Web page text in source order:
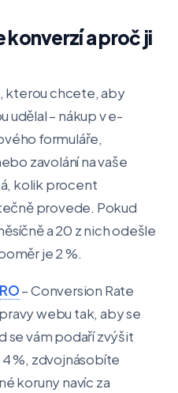
a proč ji
kterou chcete, aby
udělal – nákup v e-
formuláře,
zavolání na vaše
kolik procent
provede. Pokud
a 20 z nich odešle
je 2 %.
– Conversion Rate
webu tak, aby se
se vám podaří zvýšit
%, zdvojnásobíte
koruny navíc za